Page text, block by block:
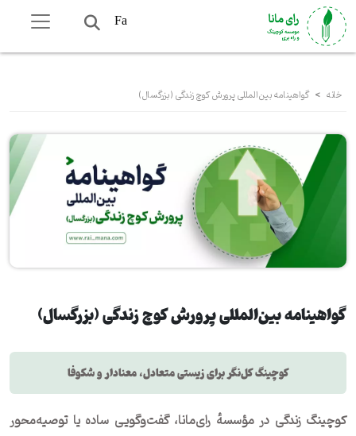
Fa
خانه > گواهینامه بین‌المللی پرورش کوچ زندگی (بزرگسال)
گواهینامه بین‌المللی پرورش کوچ زندگی (بزرگسال)
کوچینگ کل‌نگر برای زیستی متعادل، معنادار و شکوفا
کوچینگ زندگی در مؤسسهٔ رای‌مانا، گفت‌وگویی ساده یا توصیه‌محور